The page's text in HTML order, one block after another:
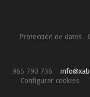
Protección de datos ·
965 790 736
Configurar cookies